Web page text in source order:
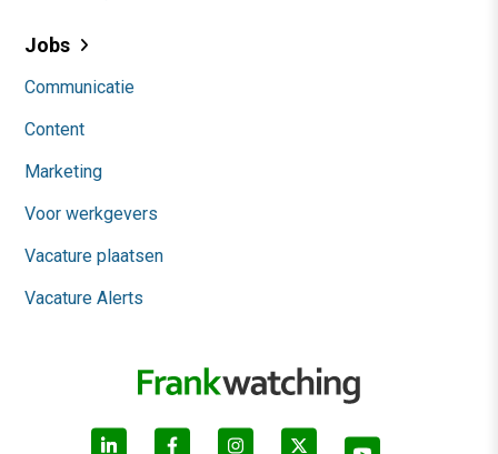
Jobs
Communicatie
Content
Marketing
Voor werkgevers
Vacature plaatsen
Vacature Alerts